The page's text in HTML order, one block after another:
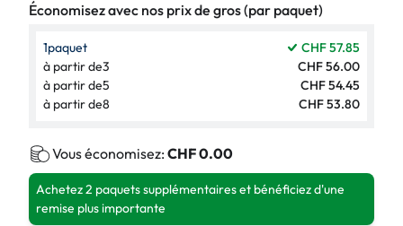
Économisez avec nos prix de gros (par paquet)
1paquet
CHF 57.85
à partir de3
CHF 56.00
à partir de5
CHF 54.45
à partir de8 CHF 53.80
Vous économisez: CHF 0.00
Achetez 2 paquets supplémentaires et bénéficiez d'une
remise plus importante